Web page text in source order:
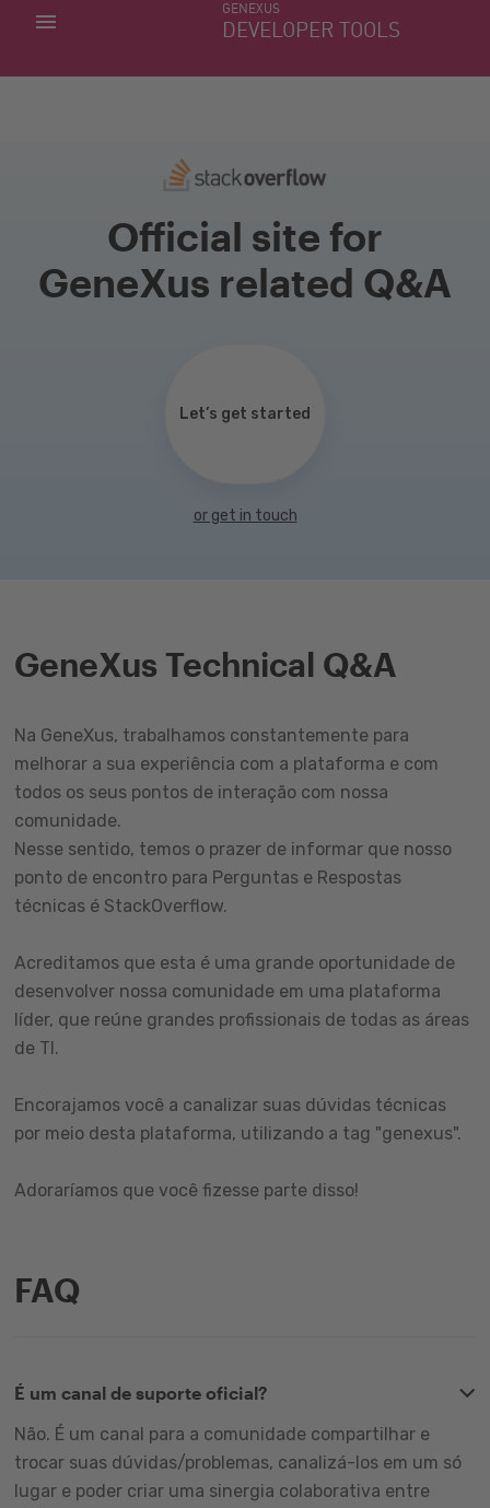
GENEXUS
DEVELOPER TOOLS
MINHAS APLICACÕES
Official site for
GeneXus related Q&A
Let’s get started
or get in touch
GeneXus Technical Q&A
Na GeneXus, trabalhamos constantemente para
melhorar a sua experiência com a plataforma e com
todos os seus pontos de interação com nossa
comunidade.
Nesse sentido, temos o prazer de informar que nosso
ponto de encontro para Perguntas e Respostas
técnicas é StackOverflow.
Acreditamos que esta é uma grande oportunidade de
desenvolver nossa comunidade em uma plataforma
líder, que reúne grandes profissionais de todas as áreas
de TI.
Encorajamos você a canalizar suas dúvidas técnicas
por meio desta plataforma, utilizando a tag "genexus".
Adoraríamos que você fizesse parte disso!
FAQ
É um canal de suporte oficial?
Não. É um canal para a comunidade compartilhar e
trocar suas dúvidas/problemas, canalizá-los em um só
lugar e poder criar uma sinergia colaborativa entre